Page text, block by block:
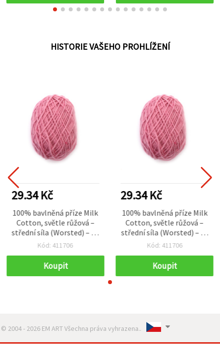
HISTORIE VAŠEHO PROHLÍŽENÍ
29.34 Kč
100% bavlněná příze Milk
Cotton, světle růžová –
střední síla (Worsted) – 50
g pro háčkování a pletení
Kód: 411706
Koupit
29.34 Kč
100% bavlněná příze Milk
Cotton, světle růžová –
střední síla (Worsted) – 50
g pro háčkování a pletení
Kód: 411706
Koupit
© 2004 - 2026 EM ART Všechna práva vyhrazena..